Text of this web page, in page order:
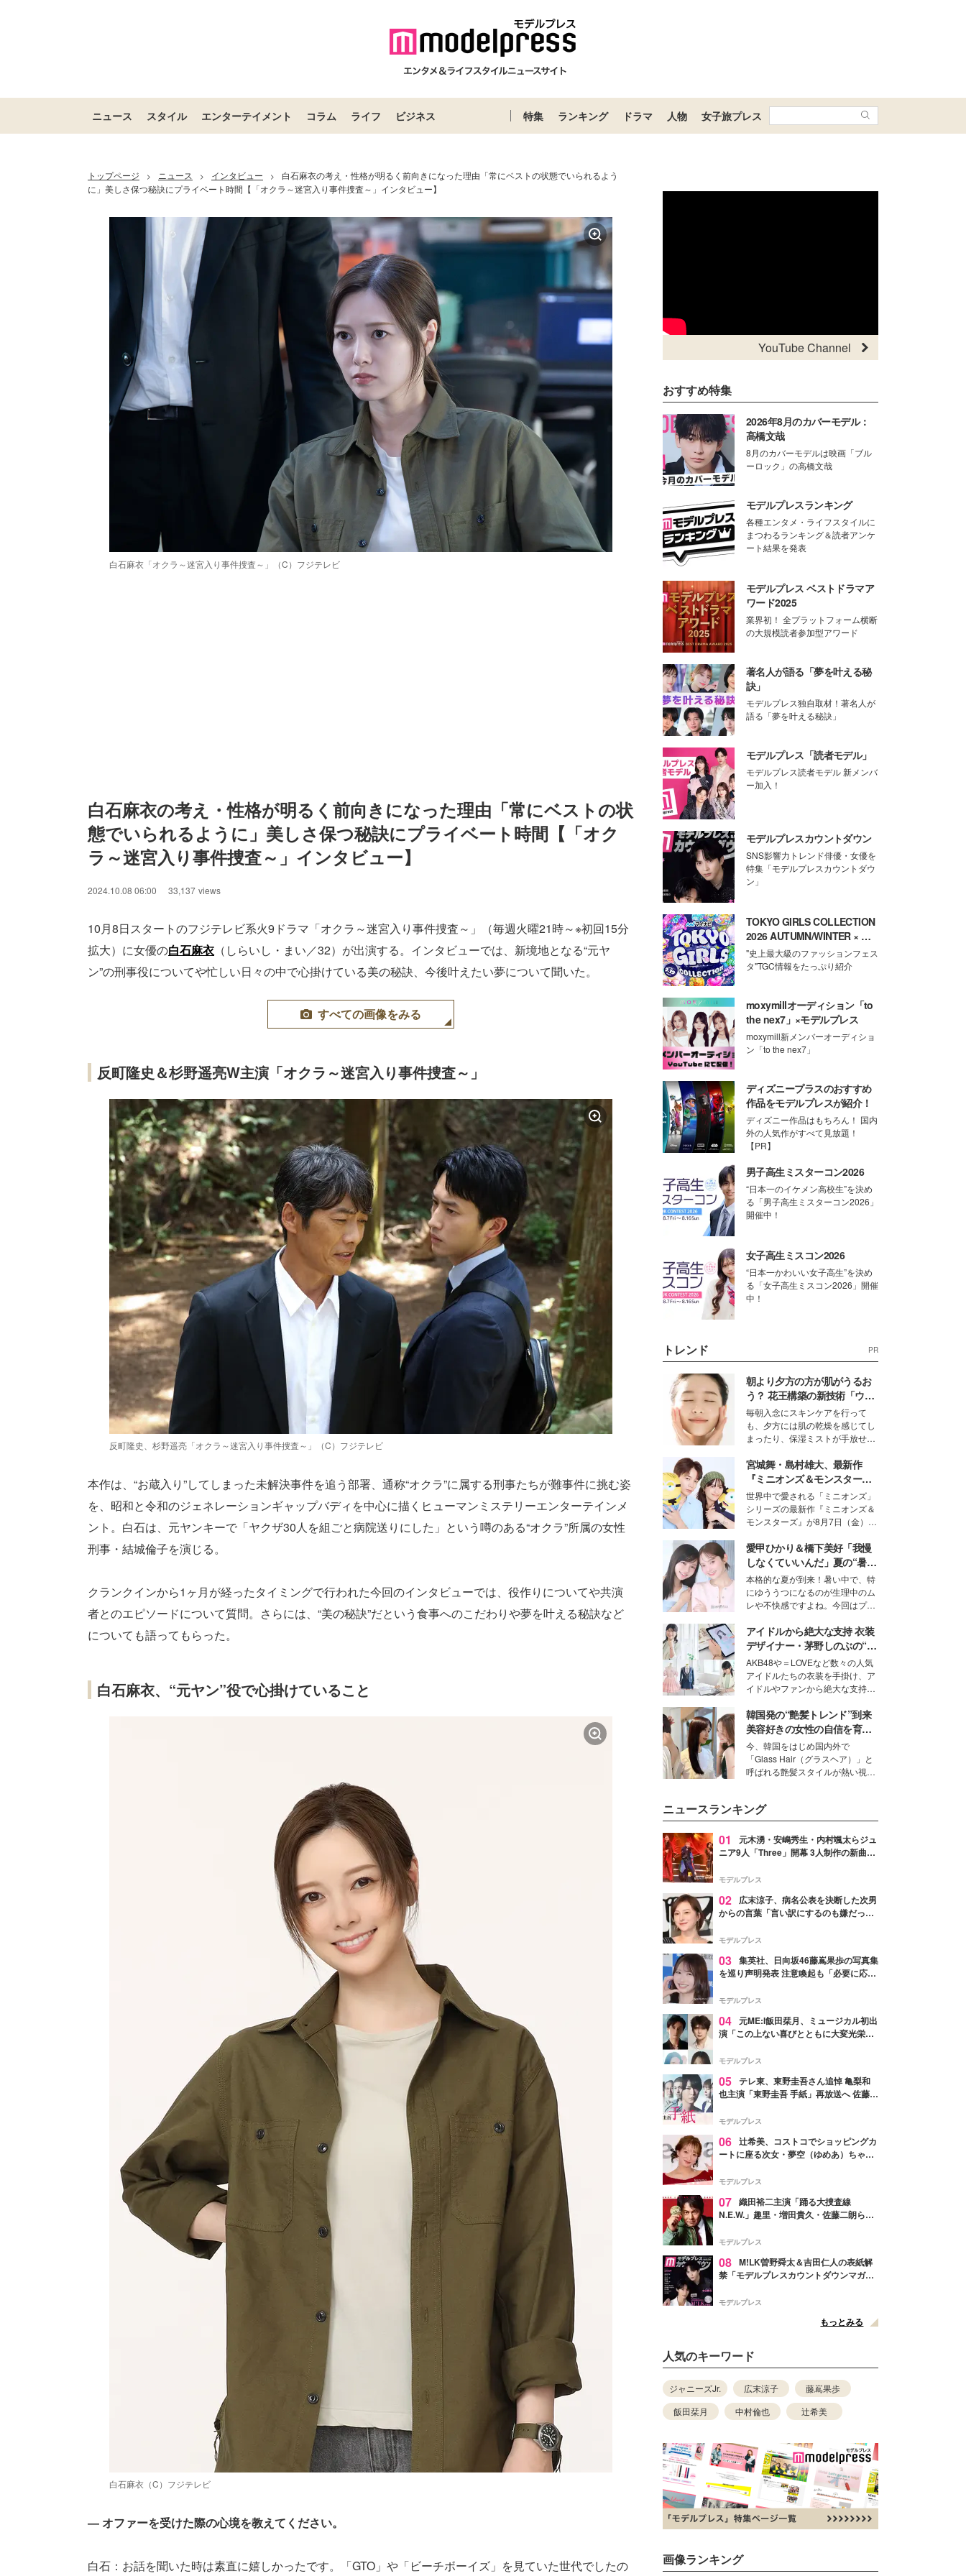
ニュース スタイル エンターテイメント コラム ライフ ビジネス 特集 ランキング ドラマ 人物 女子旅プレス
トップページ > ニュース > インタビュー >
白石麻衣の考え・性格が明るく前向きになった理由「常にベストの状態でいられるよう
に」美しさ保つ秘訣にプライベート時間【「オクラ～迷宮入り事件捜査～」インタビュー】
白石麻衣「オクラ～迷宮入り事件捜査～」（C）フジテレビ
白石麻衣の考え・性格が明るく前向きになった理由「常にベストの状
態でいられるように」美しさ保つ秘訣にプライベート時間【「オク
ラ～迷宮入り事件捜査～」インタビュー】
2024.10.08 06:00 33,137 views
10月8日スタートのフジテレビ系火9ドラマ「オクラ～迷宮入り事件捜査～」（毎週火曜21時～※初回15分
拡大）に女優の白石麻衣 （しらいし・まい／32）が出演する。インタビューでは、新境地となる“元ヤ
ン”の刑事役についてや忙しい日々の中で心掛けている美の秘訣、今後叶えたい夢について聞いた。
すべての画像をみる
反町隆史＆杉野遥亮W主演「オクラ～迷宮入り事件捜査～」
反町隆史、杉野遥亮「オクラ～迷宮入り事件捜査～」（C）フジテレビ
本作は、“お蔵入り”してしまった未解決事件を追う部署、通称“オクラ”に属する刑事たちが難事件に挑む姿
を、昭和と令和のジェネレーションギャップバディを中心に描くヒューマンミステリーエンターテインメ
ント。白石は、元ヤンキーで「ヤクザ30人を組ごと病院送りにした」という噂のある“オクラ”所属の女性
刑事・結城倫子を演じる。
クランクインから1ヶ月が経ったタイミングで行われた今回のインタビューでは、役作りについてや共演
者とのエピソードについて質問。さらには、“美の秘訣”だという食事へのこだわりや夢を叶える秘訣など
についても語ってもらった。
白石麻衣、“元ヤン”役で心掛けていること
白石麻衣（C）フジテレビ
― オファーを受けた際の心境を教えてください。
白石：お話を聞いた時は素直に嬉しかったです。「GTO」や「ビーチボーイズ」を見ていた世代でしたの
YouTube Channel
おすすめ特集
2026年8月のカバーモデル：
高橋文哉
8月のカバーモデルは映画「ブル
ーロック」の高橋文哉
モデルプレスランキング
各種エンタメ・ライフスタイルに
まつわるランキング＆読者アンケ
ート結果を発表
モデルプレス ベストドラマア
ワード2025
業界初！ 全プラットフォーム横断
の大規模読者参加型アワード
著名人が語る「夢を叶える秘
訣」
モデルプレス独自取材！著名人が
語る「夢を叶える秘訣」
モデルプレス「読者モデル」
モデルプレス読者モデル 新メンバ
ー加入！
モデルプレスカウントダウン
SNS影響力トレンド俳優・女優を
特集「モデルプレスカウントダウ
ン」
TOKYO GIRLS COLLECTION
2026 AUTUMN/WINTER × モ
デルプレス
"史上最大級のファッションフェス
タ"TGC情報をたっぷり紹介
moxymillオーディション「to
the nex7」×モデルプレス
moxymill新メンバーオーディショ
ン「to the nex7」
ディズニープラスのおすすめ
作品をモデルプレスが紹介！
ディズニー作品はもちろん！ 国内
外の人気作がすべて見放題！
【PR】
男子高生ミスターコン2026
“日本一のイケメン高校生”を決め
る「男子高生ミスターコン2026」
開催中！
女子高生ミスコン2026
“日本一かわいい女子高生”を決め
る「女子高生ミスコン2026」開催
中！
トレンド PR
朝より夕方の方が肌がうるお
う？ 花王構築の新技術「ウォ
ーターキャプチャリングスキ
ン（捕水肌）」がスキンケア
の常識を変える予感
毎朝入念にスキンケアを行って
も、夕方には肌の乾燥を感じてし
まったり、保湿ミストが手放せな
な美容の常識を大きく変える可能
性を秘めた、革新的な「Water
Capturing Skin（ウォーターキャ
プチャリングスキン：捕水肌）」
技術を、花王が構築した。
宮城舞・島村雄大、最新作
『ミニオンズ＆モンスター
ズ』の魅力熱弁 ハチャメチャ
だけじゃない“友情と絆”に感
動
世界中で愛される「ミニオンズ」
シリーズの最新作『ミニオンズ＆
モンスターズ』が8月7日（金）に
ニオン好き”という共通点を持つモ
デルの宮城舞と島村雄大の特別対
談をお届け！それぞれの視点か
ら、今作ならではの魅力や予想外
の感動をもたらす奥深いストーリ
ーについて熱く語り合ってもらっ
た。
愛甲ひかり＆橋下美好「我慢
しなくていいんだ」夏の“暑さ
対策”の新しい選択肢とは？
本格的な夏が到来！暑い中で、特
にゆううつになるのが生理中のム
レや不快感ですよね。今回はプラ
モデル・愛甲ひかりさんと橋下美
好さんを迎えて本音で女子会トー
ク。猛暑のお出かけを快適に過ご
すヒントや、2人が感動した夏の
生理の新常識にも迫りました。
アイドルから絶大な支持 衣装
デザイナー・茅野しのぶの“可
愛い”を作る美学＜「シチズン
クロスシー」インタビュー＞
AKB48や＝LOVEなど数々の人気
アイドルたちの衣装を手掛け、ア
イドルやファンから絶大な支持を
取締役兼クリエイティブディレク
ター・茅野しのぶ。一人ひとりの
個性に寄り添い、魅力を引き出す
衣装作りは、多くの女性たちに勇
気と自信を与え続けている。
韓国発の“艶髪トレンド”到来
美容好きの女性の自信を育む
「ヘアケア事情」って？
今、韓国をはじめ国内外で
「Glass Hair（グラスヘア）」と
呼ばれる艶髪スタイルが熱い視線
して、“髪そのものの美しさ”に改
めて注目する人が増えている様
子。今回は、そんな憧れの艶やか
な髪を日常で叶える、美容好きの
ます。
ニュースランキング
01
元木湧・安嶋秀生・内村颯太らジュ
ニア9人「Three」開幕 3人制作の新曲＆
進んで夢を掴みたい」【ゲネプロレポ】
モデルプレス
02
広末涼子、病名公表を決断した次男
からの言葉「言い訳にするのも嫌だっ
モデルプレス
03 集英社、日向坂46藤嶌果歩の写真集
を巡り声明発表 注意喚起も「必要に応じ
モデルプレス
04 元ME:I飯田栞月、ミュージカル初出
演「この上ない喜びとともに大変光栄」
ャスト発表
モデルプレス
05 テレ東、東野圭吾さん追悼 亀梨和
也主演「東野圭吾 手紙」再放送へ 佐藤隆
モデルプレス
06 辻希美、コストコでショッピングカ
ートに座る次女・夢空（ゆめあ）ちゃん
ぎ」「成長を感じる」の声
モデルプレス
07 織田裕二主演「踊る大捜査線
N.E.W.」趣里・増田貴久・佐藤二朗ら新
徴する“謎のキーワード”も
モデルプレス
08 M!LK曽野舜太＆吉田仁人の表紙解
禁「モデルプレスカウントダウンマガジ
モデルプレス
もっとみる
人気のキーワード
ジャニーズJr. 広末涼子
藤嶌果歩
飯田栞月
中村倫也 辻希美
画像ランキング